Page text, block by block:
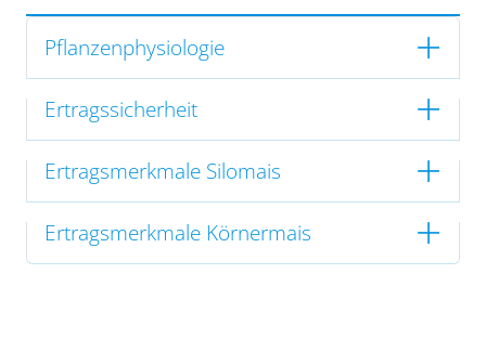
Pflanzenphysiologie
Ertragssicherheit
Ertragsmerkmale Silomais
Ertragsmerkmale Körnermais